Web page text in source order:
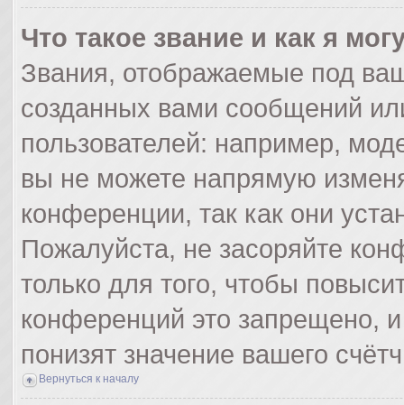
Что такое звание и как я
Звания, отображаемые под
созданных вами сообщений
пользователей: например,
вы не можете напрямую
конференции, так как они
Пожалуйста, не засоряйте
только для того, чтобы
конференций это запрещено,
понизят значение вашего
Вернуться к началу